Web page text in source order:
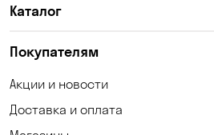
Каталог
Покупателям
Акции и новости
Доставка и оплата